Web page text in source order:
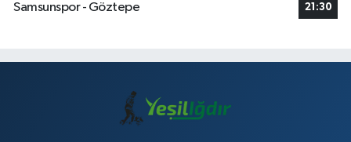
Samsunspor - Göztepe
21:30